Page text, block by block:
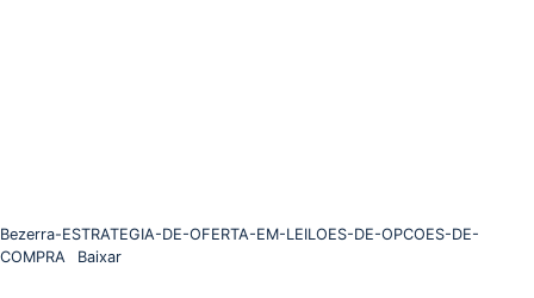
Bezerra-ESTRATEGIA-DE-OFERTA-EM-LEILOES-DE-OPCOES-DE-
COMPRA
Baixar